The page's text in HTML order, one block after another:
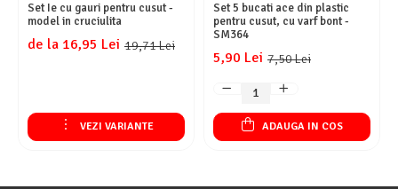
Set Ie cu gauri pentru cusut -
model in cruciulita
19,71 Lei
de la 16,95 Lei
VEZI VARIANTE
Set 5 bucati ace din plastic
pentru cusut, cu varf bont -
SM364
7,50 Lei
5,90 Lei
ADAUGA IN COS